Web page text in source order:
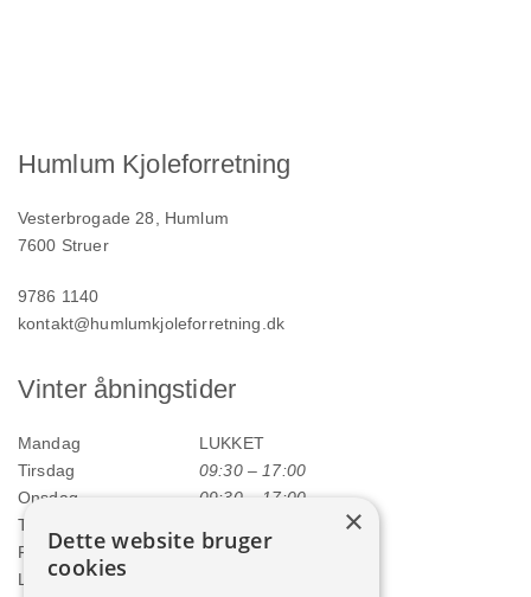
Humlum Kjoleforretning
Vesterbrogade 28, Humlum
7600 Struer
9786 1140
kontakt@humlumkjoleforretning.dk
Vinter åbningstider
Mandag
LUKKET
Tirsdag
09:30 – 17:00
Onsdag
09:30 – 17:00
Torsdag
Fredag
09:30 – 17:00
Lørdag
×
Dette website bruger
cookies